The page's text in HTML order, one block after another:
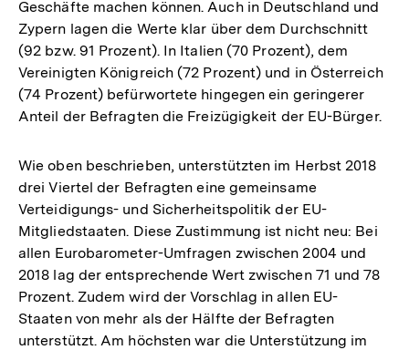
Geschäfte machen können. Auch in Deutschland und
Zypern lagen die Werte klar über dem Durchschnitt
(92 bzw. 91 Prozent). In Italien (70 Prozent), dem
Vereinigten Königreich (72 Prozent) und in Österreich
(74 Prozent) befürwortete hingegen ein geringerer
Anteil der Befragten die Freizügigkeit der EU-Bürger.
Wie oben beschrieben, unterstützten im Herbst 2018
drei Viertel der Befragten eine gemeinsame
Verteidigungs- und Sicherheitspolitik der EU-
Mitgliedstaaten. Diese Zustimmung ist nicht neu: Bei
allen Eurobarometer-Umfragen zwischen 2004 und
2018 lag der entsprechende Wert zwischen 71 und 78
Prozent. Zudem wird der Vorschlag in allen EU-
Staaten von mehr als der Hälfte der Befragten
unterstützt. Am höchsten war die Unterstützung im